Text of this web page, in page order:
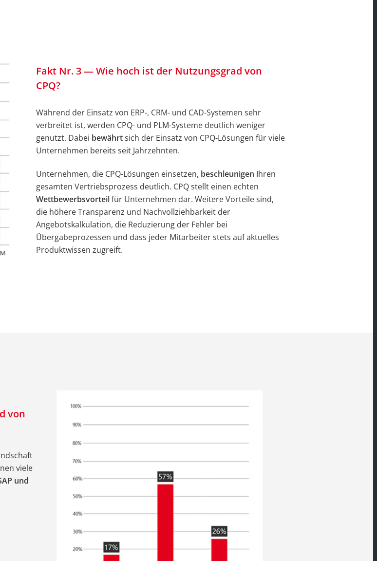
Fakt Nr. 3 — Wie hoch ist der Nutzungsgrad von
CPQ?
Während der Einsatz von ERP-, CRM- und CAD-Systemen sehr
verbreitet ist, werden CPQ- und PLM-Systeme deutlich weniger
genutzt. Dabei bewährtsich der Einsatz von CPQ-Lösungen für viele
Unternehmen bereits seit Jahrzehnten.
Unternehmen, die CPQ-Lösungen einsetzen, beschleunigen Ihren
gesamten Vertriebsprozess deutlich. CPQ stellt einen echten
Wettbewerbsvorteilfür Unternehmen dar. Weitere Vorteile sind,
die höhere Transparenz und Nachvollziehbarkeit der
Angebotskalkulation, die Reduzierung der Fehler bei
Übergabeprozessen und dass jeder Mitarbeiter stets auf aktuelles
Produktwissen zugreift.
von
viele
und